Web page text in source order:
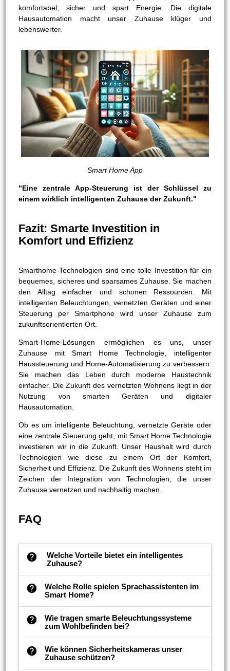
komfortabel, sicher und spart Energie. Die digitale
Hausautomation macht unser Zuhause klüger und
lebenswerter.
Smart Home App
"Eine zentrale App-Steuerung ist der Schlüssel zu
einem wirklich intelligenten Zuhause der Zukunft."
Fazit: Smarte Investition in
Komfort und Effizienz
Smarthome-Technologien sind eine tolle Investition für ein
bequemes, sicheres und sparsames Zuhause. Sie machen
den Alltag einfacher und schonen Ressourcen. Mit
intelligenten Beleuchtungen, vernetzten Geräten und einer
Steuerung per Smartphone wird unser Zuhause zum
zukunftsorientierten Ort.
Smart-Home-Lösungen ermöglichen es uns, unser
Zuhause mit Smart Home Technologie, intelligenter
Haussteuerung und Home-Automatisierung zu verbessern.
Sie machen das Leben durch moderne Haustechnik
einfacher. Die Zukunft des vernetzten Wohnens liegt in der
Nutzung von smarten Geräten und digitaler
Hausautomation.
Ob es um intelligente Beleuchtung, vernetzte Geräte oder
eine zentrale Steuerung geht, mit Smart Home Technologie
investieren wir in die Zukunft. Unser Haushalt wird durch
Technologien wie diese zu einem Ort der Komfort,
Sicherheit und Effizienz. Die Zukunft des Wohnens steht im
Zeichen der Integration von Technologien, die unser
Zuhause vernetzen und nachhaltig machen.
FAQ
help
Welche Vorteile bietet ein intelligentes
Zuhause?
help
Welche Rolle spielen Sprachassistenten im
Smart Home?
help
Wie tragen smarte Beleuchtungssysteme
zum Wohlbefinden bei?
help
Wie können Sicherheitskameras unser
Zuhause schützen?